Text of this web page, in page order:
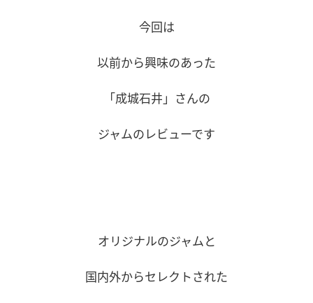
今回は
以前から興味のあった
「成城石井」さんの
ジャムのレビューです
オリジナルのジャムと
国内外からセレクトされた